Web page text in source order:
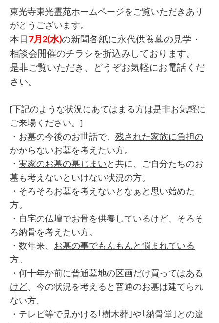
東光寺東光霊苑ホームページをご覧いただきあり
がとうございます。
本日 7月2(水)の新聞各紙に永代供養墓の見学・
相談会開催のチラシを折込みしております。
是非ご覧いただき、どうぞお気軽にお電話くだ
さい。
[下記のような状況にあてはまる方は是非お気軽に
ご来場ください。]
・お墓の今後のお世話で、 残された家族に負担の
かからないお墓を考えたい方。
・ 実家のお墓の墓じまい と共に、ご自分たちのお
墓も考えないといけない状況の方。
・そろそろお墓を考えないとなぁと思い始めた
方。
・ 自宅の仏壇でお骨を供養しているけど、そろそ
ろ納骨を考えたい方。
・数年来、 お墓の事でもんもんと悩まれている
方。
・何十年か前に普通墓地の区画だけ買ってはある
けど、今の状況を考えると普通のお墓は建てられ
ない方。
・テレビ等で見かける｢ 樹木葬｣や｢納骨堂｣との違